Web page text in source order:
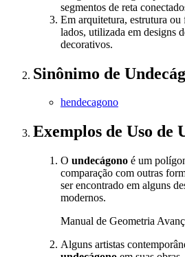
segmentos de reta
Em arquitetura, estrutura
lados, utilizada em designs
decorativos.
Sinônimo de
hendecagono
Exemplos de Uso de
O undecágono é um
comparação com outras
ser encontrado em alguns
modernos.
Manual de Geometria
Alguns artistas